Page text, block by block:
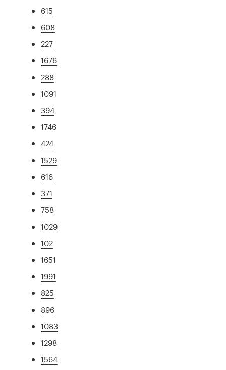
615
608
227
1676
288
1091
394
1746
424
1529
616
371
758
1029
102
1651
1991
825
896
1083
1298
1564